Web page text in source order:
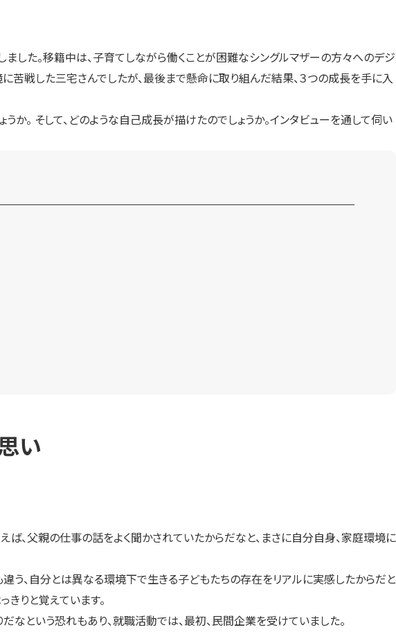
す）す）す）
しました。移籍中は、子育てしながら働くことが困難なシングルマザーの方々へのデジ
苦戦した三宅さんでしたが、最後まで懸命に取り組んだ結果、３つの成長を手に入
。 そして、どのような自己成長が描けたのでしょうか。インタビューを通して伺い
い
、父親の仕事の話をよく聞かされていたからだなと、まさに自分自身、家庭環境に
う、自分とは異なる環境下で生きる子どもたちの存在をリアルに実感したからだと
りと覚えています。
なという恐れもあり、就職活動では、最初、民間企業を受けていました。